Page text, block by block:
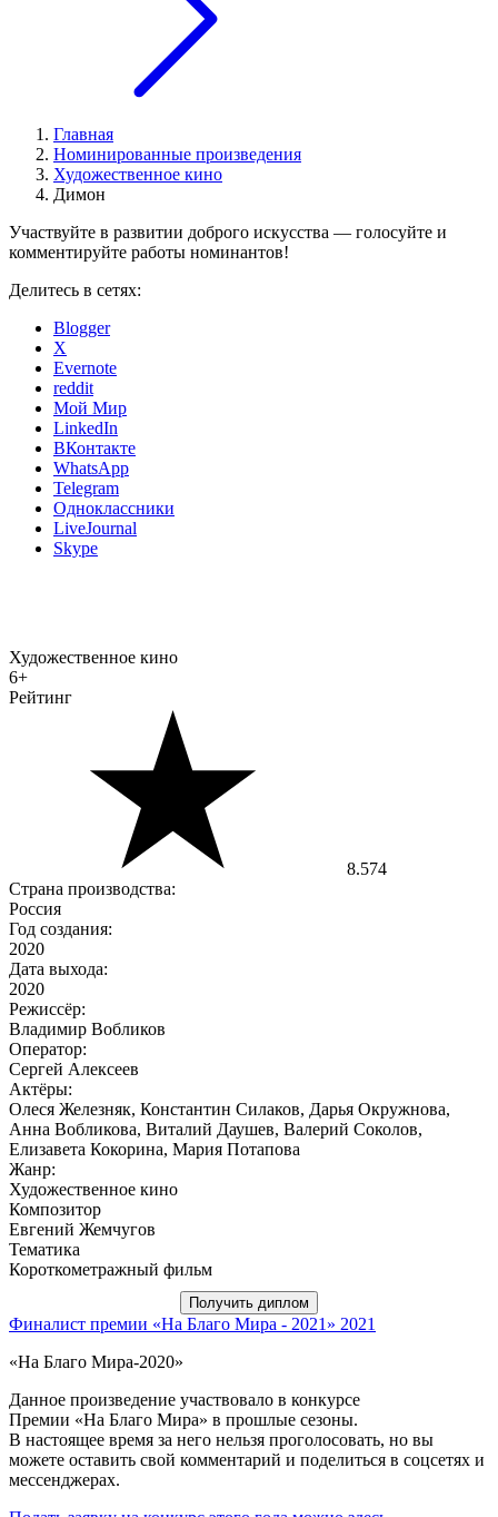
Главная
Номинированные произведения
Художественное кино
Димон
Участвуйте в развитии доброго искусства — голосуйте и
комментируйте работы номинантов!
Делитесь в сетях:
Blogger
X
Evernote
reddit
Мой Мир
LinkedIn
ВКонтакте
WhatsApp
Telegram
Одноклассники
LiveJournal
Skype
Художественное кино
6+
Рейтинг
8.574
Страна производства:
Россия
Год создания:
2020
Дата выхода:
2020
Режиссёр:
Владимир Вобликов
Оператор:
Сергей Алексеев
Актёры:
Олеся Железняк, Константин Силаков, Дарья Окружнова,
Анна Вобликова, Виталий Даушев, Валерий Соколов,
Елизавета Кокорина, Мария Потапова
Жанр:
Художественное кино
Композитор
Евгений Жемчугов
Тематика
Короткометражный фильм
Получить диплом
Финалист премии «На Благо Мира - 2021» 2021
«На Благо Мира-2020»
Данное произведение участвовало в конкурсе
Премии «На Благо Мира» в прошлые сезоны.
В настоящее время за него нельзя проголосовать, но вы
можете оставить свой комментарий и поделиться в соцсетях и
мессенджерах.